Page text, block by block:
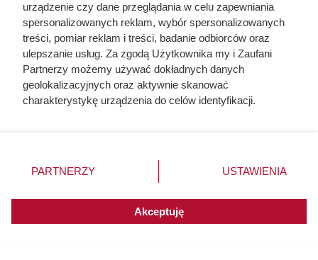
Dziennikarze ujawnili
pochodzenie mięsa z Dino. Klienci
zaskoczeni
urządzenie czy dane przeglądania w celu zapewniania
spersonalizowanych reklam, wybór spersonalizowanych
treści, pomiar reklam i treści, badanie odbiorców oraz
ulepszanie usług. Za zgodą Użytkownika my i Zaufani
Partnerzy możemy używać dokładnych danych
geolokalizacyjnych oraz aktywnie skanować
charakterystykę urządzenia do celów identyfikacji.
zmienić/wycofać klikając przycisk ustawień prywatności
znajdujący się w lewym dolnym rogu strony. Niektóre
użytkownika, ale masz prawo sprzeciwić się takiemu
przetwarzaniu. Preferencje będą miały zastosowania do
PARTNERZY USTAWIENIA
Akceptuję